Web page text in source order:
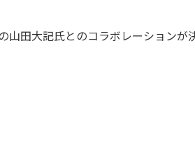
田大記氏とのコラボレーションが